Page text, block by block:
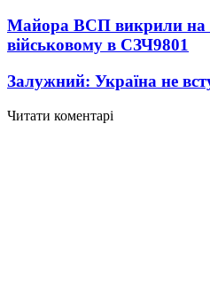
Майора ВСП викрили на
військовому в СЗЧ9801
Залужний: Україна не
Читати коментарі